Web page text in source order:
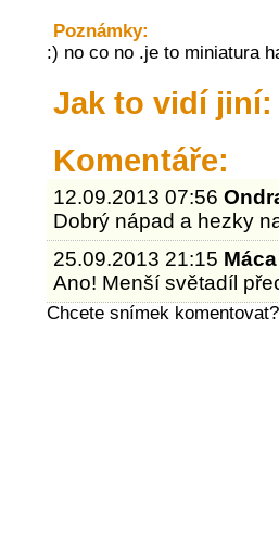
Poznámky:
:) no co no .je to miniatura
Jak to vidí jiní:
Komentáře:
12.09.2013 07:56
Dobrý nápad a hezky
25.09.2013 21:15
Ano! Menší světadíl
Chcete snímek komentovat?